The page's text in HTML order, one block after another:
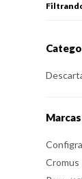
Marcas
Cromus